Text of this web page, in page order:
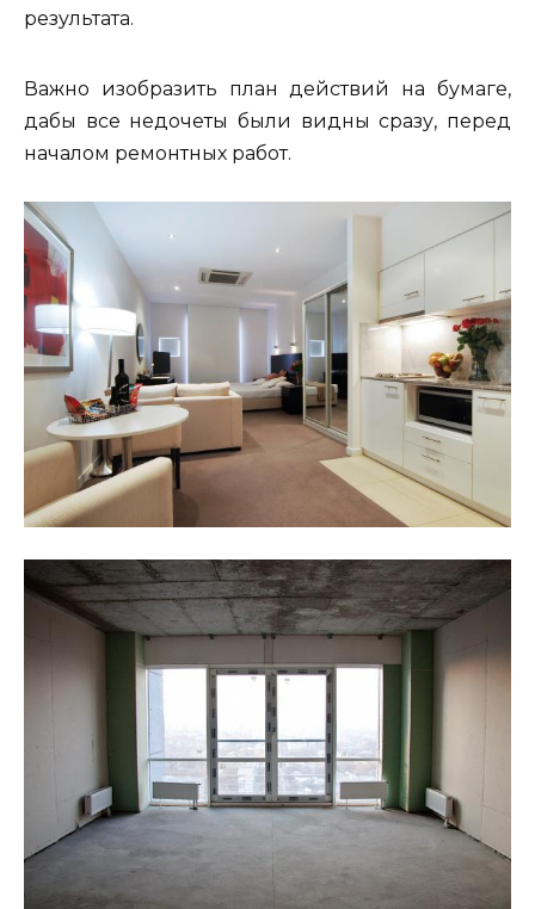
результата.
Важно изобразить план действий на бумаге,
дабы все недочеты были видны сразу, перед
началом ремонтных работ.